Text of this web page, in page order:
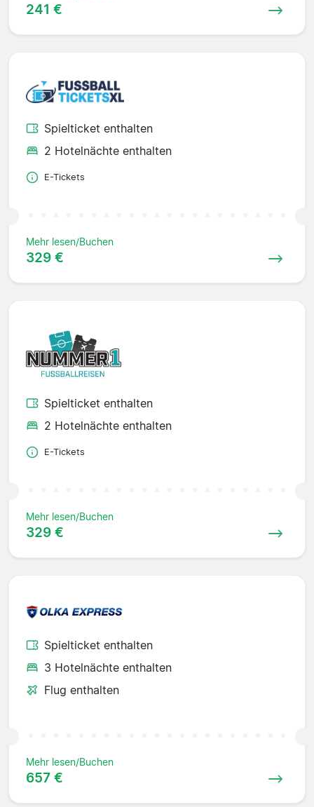
241 €
Spielticket enthalten
2 Hotelnächte enthalten
E-Tickets
Mehr lesen/Buchen
329 €
Spielticket enthalten
2 Hotelnächte enthalten
E-Tickets
Mehr lesen/Buchen
329 €
Spielticket enthalten
3 Hotelnächte enthalten
Flug enthalten
Mehr lesen/Buchen
657 €